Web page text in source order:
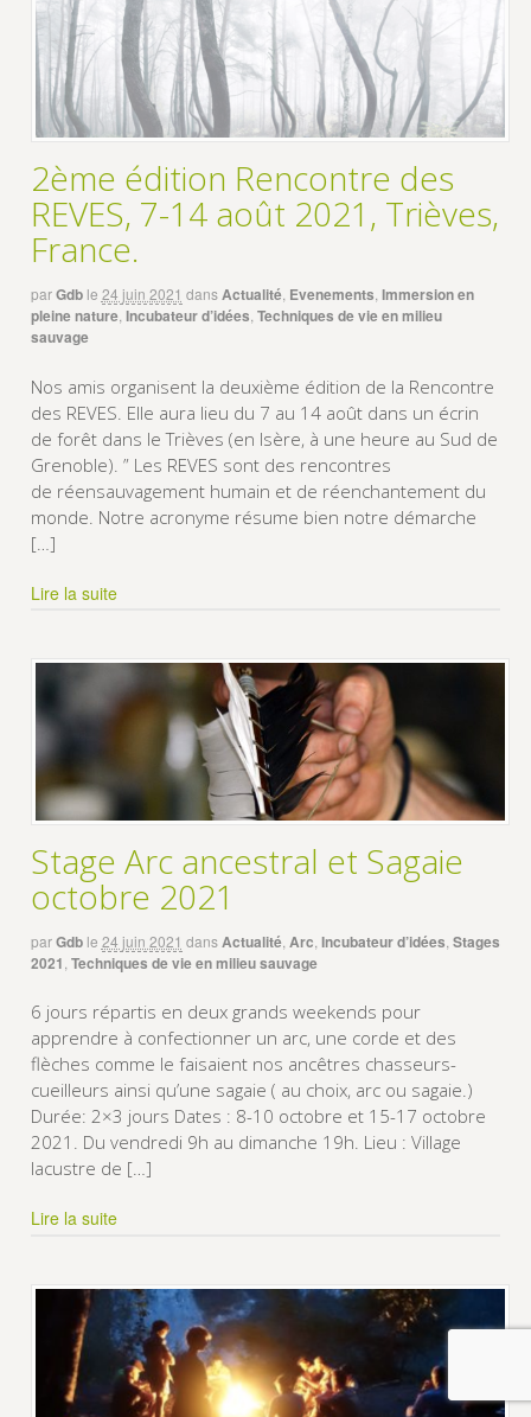
2ème édition Rencontre des
REVES, 7-14 août 2021, Trièves,
France.
parGdb le 24 juin 2021 dansActualité, Evenements Immersion en
pleine nature, Incubateur d’idées Techniques de vie en milieu
sauvage
Nos amis organisent la deuxième édition de la Rencontre
des REVES. Elle aura lieu du 7 au 14 août dans un écrin
de forêt dans le Trièves (en Isère, à une heure au Sud de
Grenoble). ” Les REVES sont des rencontres
de réensauvagement humain et de réenchantement du
monde. Notre acronyme résume bien notre démarche
[…]
Lire la suite
Stage Arc ancestral et Sagaie
octobre 2021
parGdb le 24 juin 2021 dans Actualité, Arc Incubateur d’idées Stages
2021 Techniques de vie en milieu sauvage
6 jours répartis en deux grands weekends pour
apprendre à confectionner un arc, une corde et des
flèches comme le faisaient nos ancêtres chasseurs-
cueilleurs ainsi qu’une sagaie ( au choix, arc ou sagaie.)
Durée: 2×3 jours Dates : 8-10 octobre et 15-17 octobre
2021. Du vendredi 9h au dimanche 19h. Lieu : Village
lacustre de […]
Lire la suite